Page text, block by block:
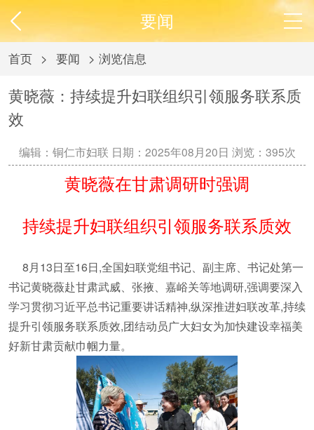
要闻
首页 > 要闻 > 浏览信息
黄晓薇：持续提升妇联组织引领服务联系质
效
编辑：铜仁市妇联 日期：2025年08月20日 浏览： 395次
黄晓薇在甘肃调研时强调
持续提升妇联组织引领服务联系质效
8月13日至16日,全国妇联党组书记、副主席、书记处第一
书记黄晓薇赴甘肃武威、张掖、嘉峪关等地调研,强调要深入
学习贯彻习近平总书记重要讲话精神,纵深推进妇联改革,持续
提升引领服务联系质效,团结动员广大妇女为加快建设幸福美
好新甘肃贡献巾帼力量。